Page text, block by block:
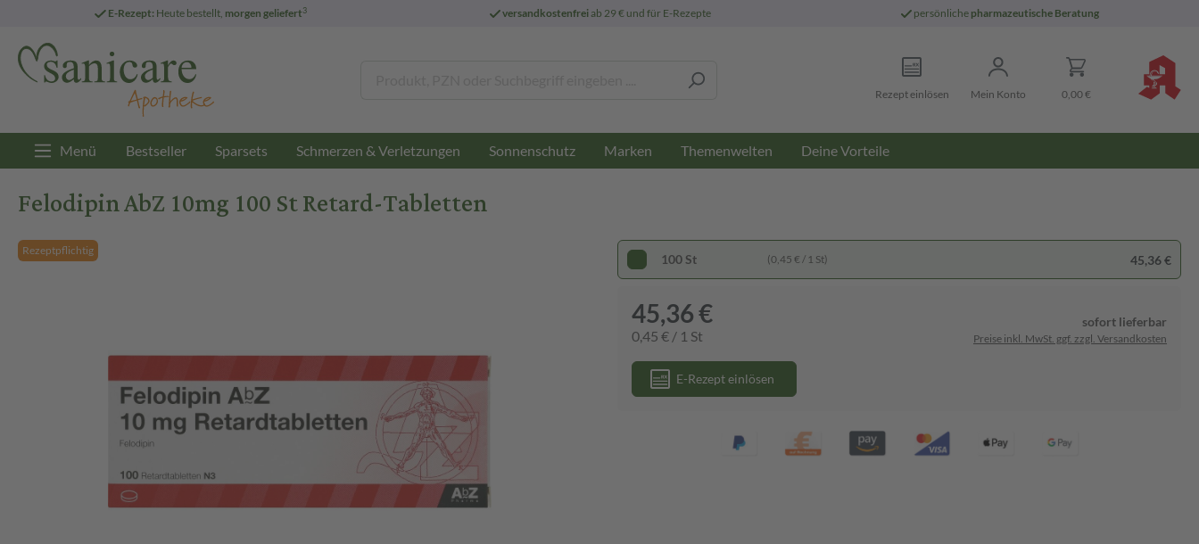
E-Rezept: Heute bestellt, morgen geliefert3 versandkostenfreiab 29 € und für E-Rezepte persönliche pharmazeutische Beratung
Rezept einlösen Mein Konto 0,00 €
Menü Bestseller Sparsets Schmerzen & Verletzungen Sonnenschutz Marken Themenwelten Deine Vorteile
Felodipin AbZ 10mg 100 St Retard-Tabletten
Rezeptpflichtig
100 St (0,45 € / 1 St) 45,36 €
45,36 €
0,45 € / 1 St
sofort lieferbar
Preise inkl. MwSt. ggf. zzgl. Versandkosten
E-Rezept einlösen